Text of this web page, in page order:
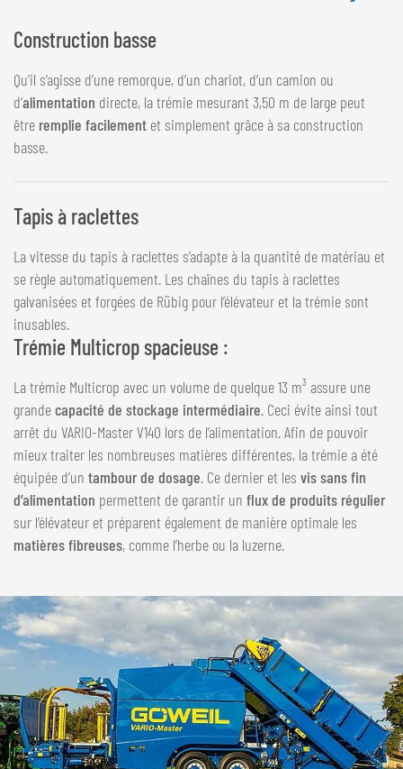
Construction basse
Qu’il s’agisse d’une remorque, d’un chariot, d’un camion ou
d’alimentation directe, la trémie mesurant 3,50 m de large peut
être remplie facilement et simplement grâce à sa construction
basse.
Tapis à raclettes
La vitesse du tapis à raclettes s’adapte à la quantité de matériau et
se règle automatiquement. Les chaînes du tapis à raclettes
galvanisées et forgées de Rübig pour l’élévateur et la trémie sont
inusables.
Trémie Multicrop spacieuse :
La trémie Multicrop avec un volume de quelque 13 m³ assure une
grandecapacité de stockage intermédiaire. Ceci évite ainsi tout
arrêt du VARIO-Master V140 lors de l’alimentation. Afin de pouvoir
mieux traiter les nombreuses matières différentes, la trémie a été
équipée d’un tambour de dosage. Ce dernier et les vis sans fin
d’alimentation permettent de garantir un flux de produits régulier
sur l’élévateur et préparent également de manière optimale les
matières fibreuses, comme l’herbe ou la luzerne.